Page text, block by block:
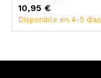
10,95 €
Disponible en 4-5 días